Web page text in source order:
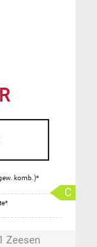
komb.)*
C
Zeesen